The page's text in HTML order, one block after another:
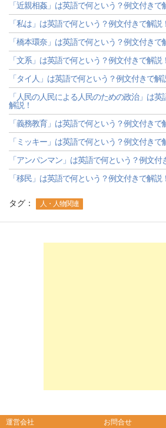
「近親相姦」は英語で何という？例文付きで
「私は」は英語で何という？例文付きで解説！
「橋本環奈」は英語で何という？例文付きで
「文系」は英語で何という？例文付きで解説！
「タイ人」は英語で何という？例文付きで解
「人民の人民による人民のための政治」は
解説！
「義務教育」は英語で何という？例文付きで
「ミッキー」は英語で何という？例文付きで
「アンパンマン」は英語で何という？例文付
「移民」は英語で何という？例文付きで解説！
タグ： 人・人物関連
運営会社 お問合せ